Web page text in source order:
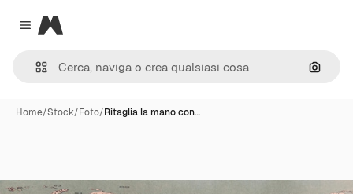
Close menu
Magnific
Cerca
Home/Stock/Foto/Ritaglia la mano con…